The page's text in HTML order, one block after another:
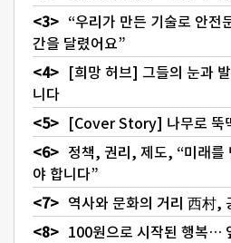
“우리가 만든 기술로 안전
간을 달렸어요”
[희망 허브] 그들의 눈과
니다
[Cover Story] 나무로 뚝
정책, 권리, 제도, “미래를
야 합니다”
역사와 문화의 거리 西村,
100원으로 시작된 행복…